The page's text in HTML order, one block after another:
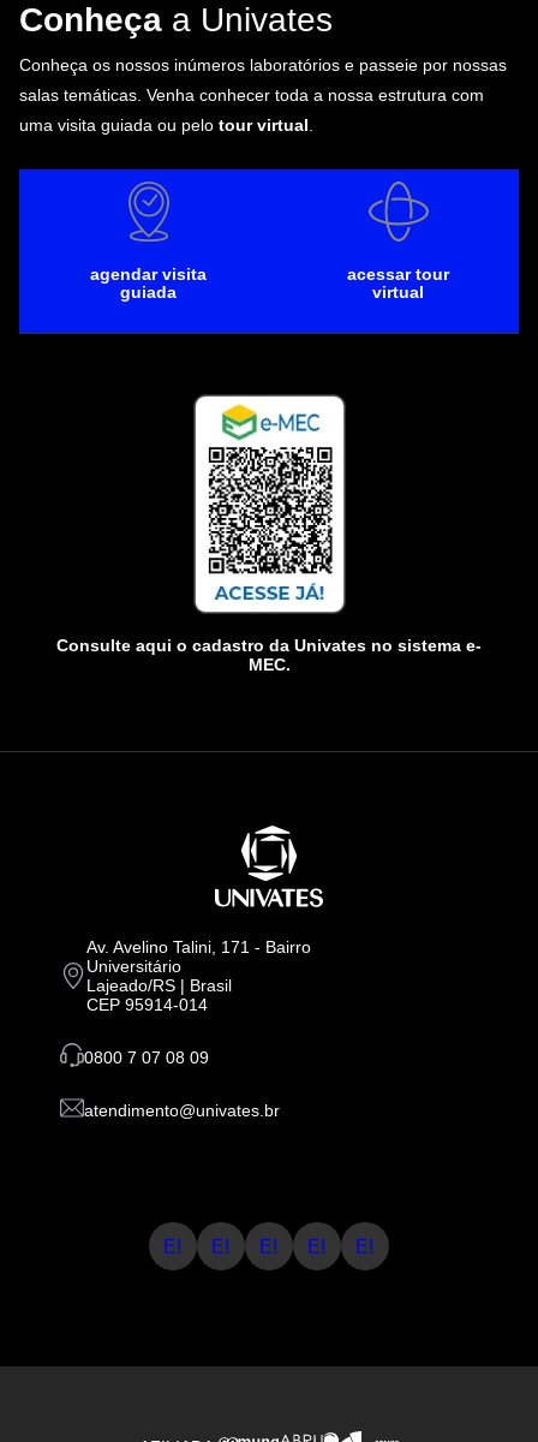
Conheça a Univates
Conheça os nossos inúmeros laboratórios e passeie por nossas
salas temáticas. Venha conhecer toda a nossa estrutura com
uma visita guiada ou pelo tour virtual
agendar visita
guiada
acessar tour
virtual
Consulte aqui o cadastro da Univates no sistema e-
MEC.
Av. Avelino Talini, 171 - Bairro
Universitário
Lajeado/RS | Brasil
CEP 95914-014
0800 7 07 08 09
atendimento@univates.br
E! E! E! E! E!